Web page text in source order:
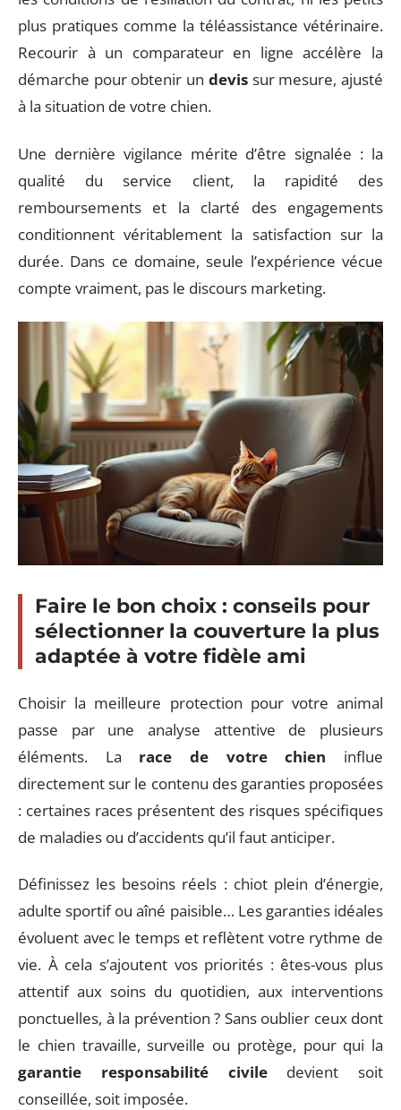
plus pratiques comme la téléassistance vétérinaire.
Recourir à un comparateur en ligne accélère la
démarche pour obtenir un devissur mesure, ajusté
à la situation de votre chien.
Une dernière vigilance mérite d’être signalée : la
qualité du service client, la rapidité des
remboursements et la clarté des engagements
conditionnent véritablement la satisfaction sur la
durée. Dans ce domaine, seule l’expérience vécue
compte vraiment, pas le discours marketing.
Faire le bon choix : conseils pour
sélectionner la couverture la plus
adaptée à votre fidèle ami
Choisir la meilleure protection pour votre animal
passe par une analyse attentive de plusieurs
éléments. La race de votre chien influe
directement sur le contenu des garanties proposées
: certaines races présentent des risques spécifiques
de maladies ou d’accidents qu’il faut anticiper.
Définissez les besoins réels : chiot plein d’énergie,
adulte sportif ou aîné paisible… Les garanties idéales
évoluent avec le temps et reflètent votre rythme de
vie. À cela s’ajoutent vos priorités : êtes-vous plus
attentif aux soins du quotidien, aux interventions
ponctuelles, à la prévention ? Sans oublier ceux dont
le chien travaille, surveille ou protège, pour qui la
garantie responsabilité civiledevient soit
conseillée, soit imposée.